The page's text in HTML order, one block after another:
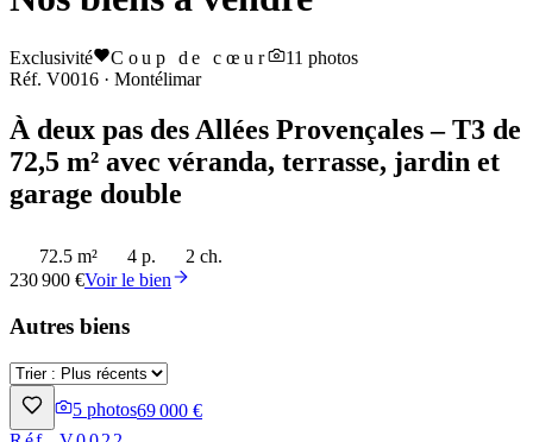
Exclusivité Coup de cœur 11 photos
Réf. V0016 · Montélimar
À deux pas des Allées Provençales – T3 de
72,5 m² avec véranda, terrasse, jardin et
garage double
72.5 m² 4 p.
2 ch.
230 900 €Voir le bien
Autres biens
5 photos69 000 €